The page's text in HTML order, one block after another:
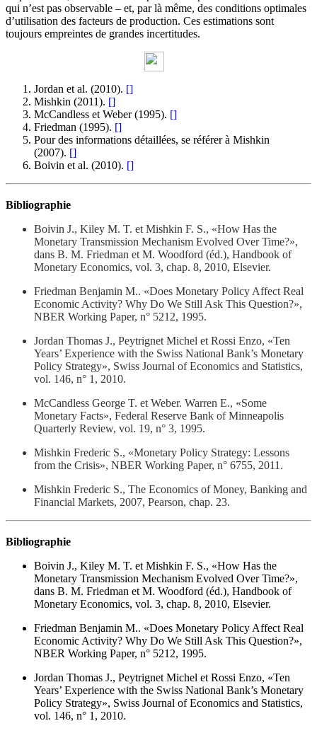
qui n’est pas observable – et, par là même, des conditions optimales
d’utilisation des facteurs de production. Ces estimations sont
toujours empreintes de grandes incertitudes.
Jordan et al. (2010). []
Mishkin (2011). []
McCandless et Weber (1995). []
Friedman (1995). []
Pour des informations détaillées, se référer à Mishkin
(2007). []
Boivin et al. (2010). []
Bibliographie
Boivin J., Kiley M. T. et Mishkin F. S., «How Has the
Monetary Transmission Mechanism Evolved Over Time?»,
dans B. M. Friedman et M. Woodford (éd.), Handbook of
Monetary Economics, vol. 3, chap. 8, 2010, Elsevier.
Friedman Benjamin M.. «Does Monetary Policy Affect Real
Economic Activity? Why Do We Still Ask This Question?»,
NBER Working Paper, n° 5212, 1995.
Jordan Thomas J., Peytrignet Michel et Rossi Enzo, «Ten
Years’ Experience with the Swiss National Bank’s Monetary
Policy Strategy», Swiss Journal of Economics and Statistics,
vol. 146, n° 1, 2010.
McCandless George T. et Weber. Warren E., «Some
Monetary Facts», Federal Reserve Bank of Minneapolis
Quarterly Review, vol. 19, n° 3, 1995.
Mishkin Frederic S., «Monetary Policy Strategy: Lessons
from the Crisis», NBER Working Paper, n° 6755, 2011.
Mishkin Frederic S., The Economics of Money, Banking and
Financial Markets, 2007, Pearson, chap. 23.
Bibliographie
Boivin J., Kiley M. T. et Mishkin F. S., «How Has the
Monetary Transmission Mechanism Evolved Over Time?»,
dans B. M. Friedman et M. Woodford (éd.), Handbook of
Monetary Economics, vol. 3, chap. 8, 2010, Elsevier.
Friedman Benjamin M.. «Does Monetary Policy Affect Real
Economic Activity? Why Do We Still Ask This Question?»,
NBER Working Paper, n° 5212, 1995.
Jordan Thomas J., Peytrignet Michel et Rossi Enzo, «Ten
Years’ Experience with the Swiss National Bank’s Monetary
Policy Strategy», Swiss Journal of Economics and Statistics,
vol. 146, n° 1, 2010.